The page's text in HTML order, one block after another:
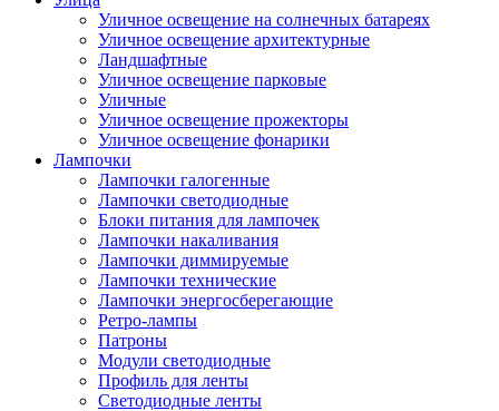
Уличное освещение на солнечных батареях
Уличное освещение архитектурные
Ландшафтные
Уличное освещение парковые
Уличные
Уличное освещение прожекторы
Уличное освещение фонарики
Лампочки
Лампочки галогенные
Лампочки светодиодные
Блоки питания для лампочек
Лампочки накаливания
Лампочки диммируемые
Лампочки технические
Лампочки энергосберегающие
Ретро-лампы
Патроны
Модули светодиодные
Профиль для ленты
Светодиодные ленты